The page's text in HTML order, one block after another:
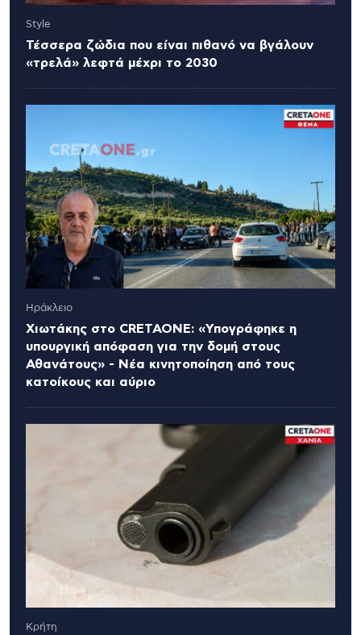
Style
Τέσσερα ζώδια που είναι πιθανό να βγάλουν
«τρελά» λεφτά μέχρι το 2030
Ηράκλειο
Χιωτάκης στο CRETAONE: «Υπογράφηκε η
υπουργική απόφαση για την δομή στους
Αθανάτους» - Νέα κινητοποίηση από τους
κατοίκους και αύριο
Κρήτη